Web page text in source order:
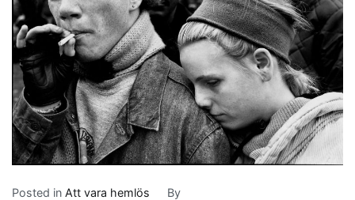
Posted in Att vara hemlös
By